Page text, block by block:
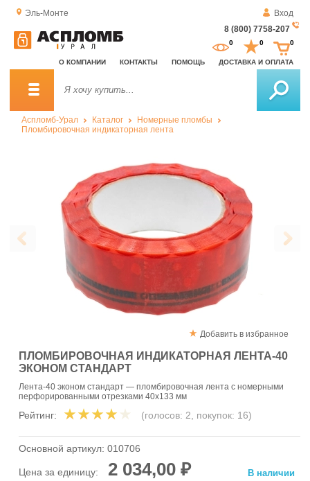
Эль-Монте
Вход
8 (800) 7758-207
О КОМПАНИИ КОНТАКТЫ ПОМОЩЬ ДОСТАВКА И ОПЛАТА
0 0 0
Аспломб-Урал Каталог
Номерные пломбы
Пломбировочная индикаторная лента
Добавить в избранное
ПЛОМБИРОВОЧНАЯ ИНДИКАТОРНАЯ ЛЕНТА-40
ЭКОНОМ СТАНДАРТ
Лента-40 эконом стандарт — пломбировочная лента с номерными
перфорированными отрезками 40х133 мм
Рейтинг: (голосов: 2, покупок: 16)
Основной артикул: 010706
Цена за единицу: 2 034,00 ₽ В наличии